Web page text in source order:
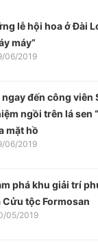
lễ hội hoa ở Đài
máy”
06/2019
ngay đến công viên
ngồi trên lá sen
mặt hồ
06/2019
phá khu giải trí
Cửu tộc Formosan
05/2019